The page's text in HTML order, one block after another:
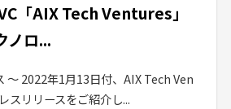
「AIX Tech Ventures」
ノロ...
〜 2022年1月13日付、AIX Tech Ven
スリリースをご紹介し...